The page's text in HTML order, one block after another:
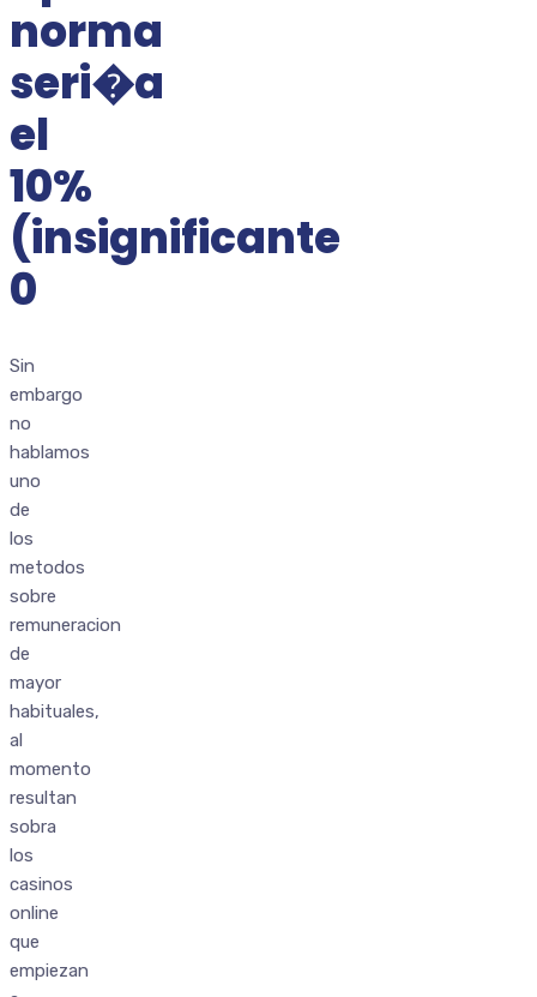
norma
seri�a
el
10%
(insignificante
0
Sin
embargo
no
hablamos
uno
de
los
metodos
sobre
remuneracion
de
mayor
habituales,
al
momento
resultan
sobra
los
casinos
online
que
empiezan